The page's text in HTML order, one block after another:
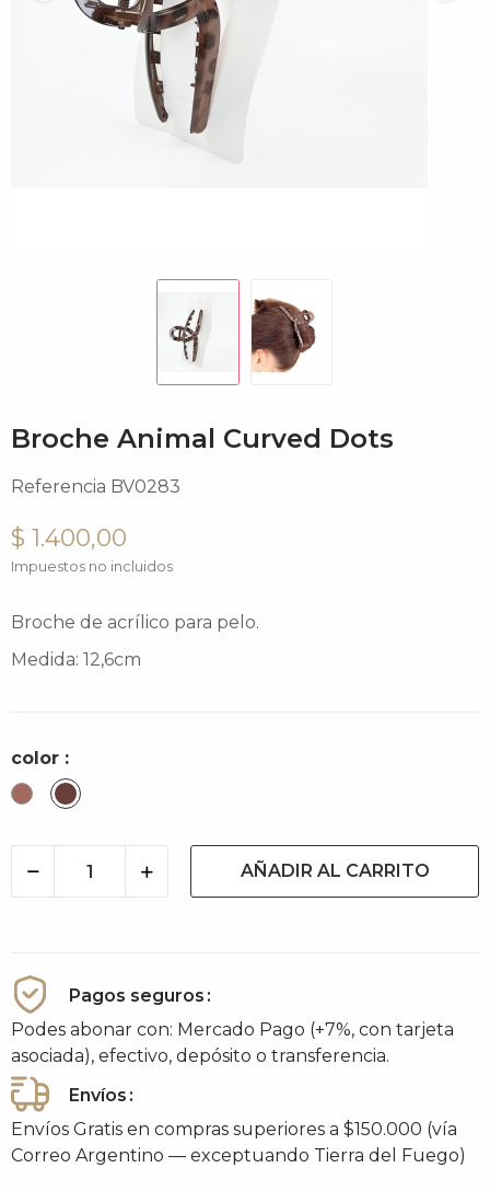
Broche Animal Curved Dots
Referencia BV0283
$ 1.400,00
Impuestos no incluidos
Broche de acrílico para pelo.
Medida: 12,6cm
color :
CacaoCacao
AÑADIR AL CARRITO
Pagos seguros
Podes abonar con: Mercado Pago (+7%, con tarjeta
asociada), efectivo, depósito o transferencia.
Envíos
Envíos Gratis en compras superiores a $150.000 (vía
Correo Argentino — exceptuando Tierra del Fuego)